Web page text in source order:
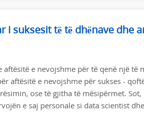
i suksesit të të dhënave dhe
e nevojshme për të qenë një të
aftësitë e nevojshme për sukses -
ose të gjitha të mësipërmet.
e saj personale si data scientist